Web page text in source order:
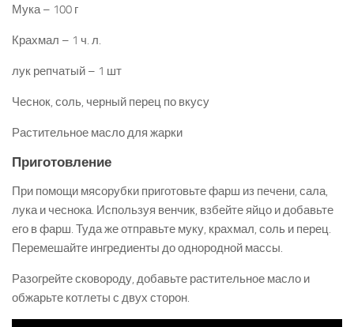
Мука – 100 г
Крахмал – 1 ч. л.
лук репчатый – 1 шт
Чеснок, соль, черный перец по вкусу
Растительное масло для жарки
Приготовление
При помощи мясорубки приготовьте фарш из печени, сала,
лука и чеснока. Используя венчик, взбейте яйцо и добавьте
его в фарш. Туда же отправьте муку, крахмал, соль и перец.
Перемешайте ингредиенты до однородной массы.
Разогрейте сковороду, добавьте растительное масло и
обжарьте котлеты с двух сторон.